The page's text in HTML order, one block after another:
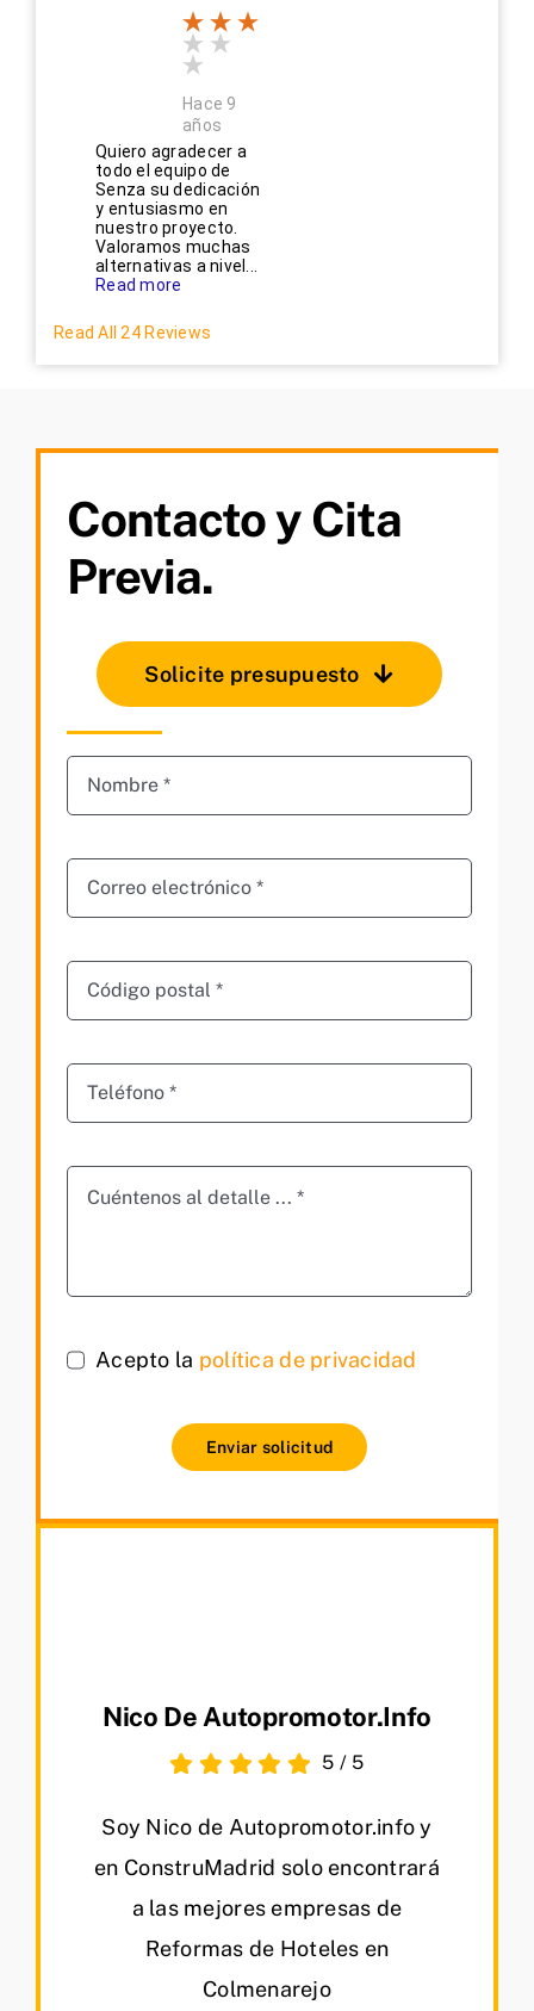
Hace 9
años
Quiero agradecer a
todo el equipo de
Senza su dedicación
y entusiasmo en
nuestro proyecto.
Valoramos muchas
alternativas a nivel...
Read more
Read All 24 Reviews
Contacto y Cita
Previa.
Solicite presupuesto
Acepto la política de privacidad
Enviar solicitud
Nico De Autopromotor.info
5 / 5
Soy Nico de Autopromotor.info y
en ConstruMadrid solo encontrará
a las mejores empresas de
Reformas de Hoteles en
Colmenarejo